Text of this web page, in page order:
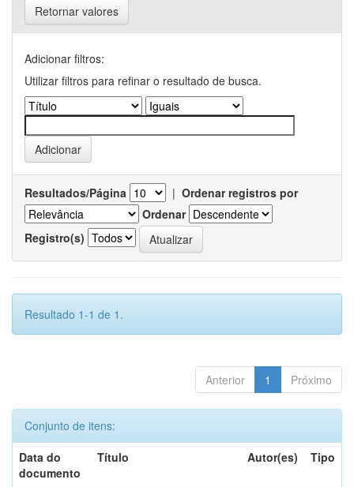
Retornar valores
Adicionar filtros:
Utilizar filtros para refinar o resultado de busca.
Resultados/Página | Ordenar registros por
Ordenar
Registro(s)
Resultado 1-1 de 1.
Anterior 1 Próximo
Conjunto de itens:
Data do
documento
Título Autor(es) Tipo